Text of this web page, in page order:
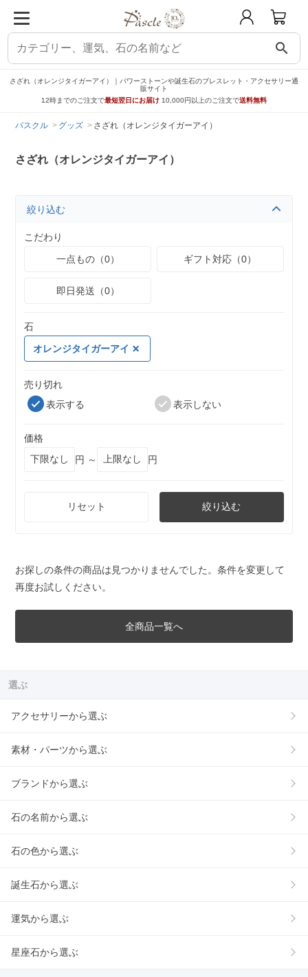
search
さざれ（オレンジタイガーアイ）｜パワーストーンや誕生石のブレスレット・アクセサリー通
販サイト
12時までのご注文で最短翌日にお届け 10,000円以上のご注文で送料無料
パスクル グッズ さざれ（オレンジタイガーアイ）
さざれ（オレンジタイガーアイ）
絞り込む
こだわり
一点もの（0）
ギフト対応（0）
即日発送（0）
石
オレンジタイガーアイ
売り切れ
表示する
表示しない
価格
円 ～
円
リセット 絞り込む
お探しの条件の商品は見つかりませんでした。条件を変更して
再度お試しください。
全商品一覧へ
選ぶ
アクセサリーから選ぶ
素材・パーツから選ぶ
ブランドから選ぶ
石の名前から選ぶ
石の色から選ぶ
誕生石から選ぶ
運気から選ぶ
星座石から選ぶ